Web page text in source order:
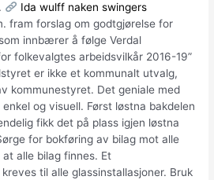
Ida wulff naken swingers
fram forslag om godtgjørelse for
innbærer å følge Verdal
folkevalgtes arbeidsvilkår 2016-19”
er ikke et kommunalt utvalg,
kommunestyret. Det geniale med
og visuell. Først løstna bakdelen
fikk det på plass igjen løstna
for bokføring av bilag mot alle
at alle bilag finnes. Et
til alle glassinstallasjoner. Bruk